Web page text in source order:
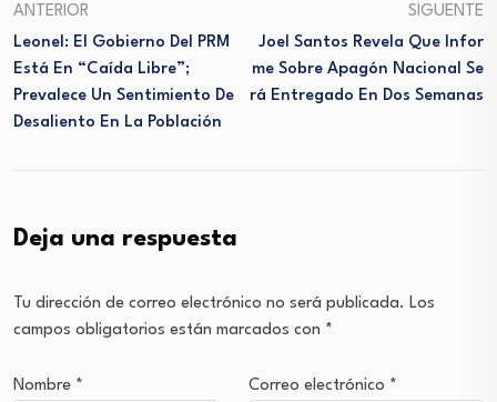
ANTERIOR
Leonel: El Gobierno Del PRM
Está En “caída Libre”;
Prevalece Un Sentimiento De
Desaliento En La Población
SIGUENTE
Joel Santos Revela Que Infor
Me Sobre Apagón Nacional Se
Rá Entregado En Dos Semanas
Deja una respuesta
Tu dirección de correo electrónico no será publicada. Los
campos obligatorios están marcados con *
Nombre * Correo electrónico *